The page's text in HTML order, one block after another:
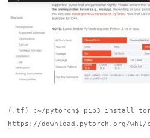
(.tf) :~/pytorch$ pip3 install
https://download.pytorch.org/whl/